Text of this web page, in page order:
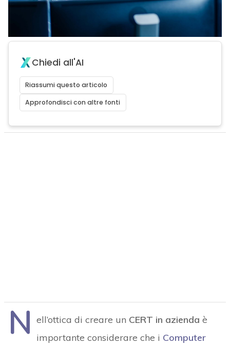
Chiedi all'AI
Riassumi questo articolo
Approfondisci con altre fonti
N ell’ottica di creare un CERT in azienda è
importante considerare che i Computer